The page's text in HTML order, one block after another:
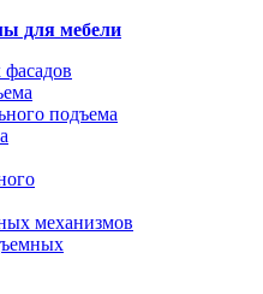
для мебели
подъема
механизмов